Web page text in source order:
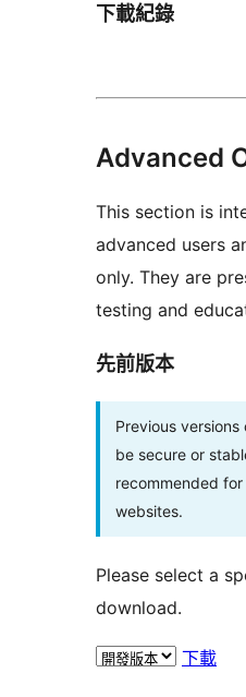
下載紀錄
Advanced
This section is
advanced users
only. They are
testing and
先前版本
Previous
be secure or
recommended
websites.
Please select a
download.
下載